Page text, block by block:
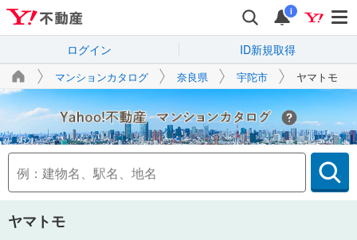
i
ログイン ID新規取得
マンションカタログ 奈良県 宇陀市 ヤマトモ
Yahoo!不動産
ヤマトモ